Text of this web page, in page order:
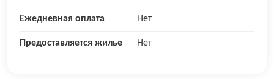
Ежедневная оплата Нет
Предоставляется жилье Нет